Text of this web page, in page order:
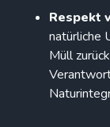
Respekt
natürliche
Müll